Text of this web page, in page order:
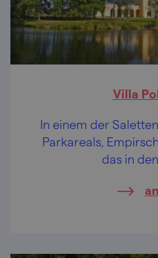
Villa
In einem der
Parkareals,
das in den